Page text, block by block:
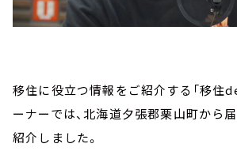
移住に役立つ情報をご紹介する「移住
ーナーでは、北海道夕張郡栗山町から
紹介しました。